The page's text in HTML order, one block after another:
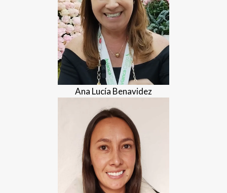
Ana Lucía Benavidez